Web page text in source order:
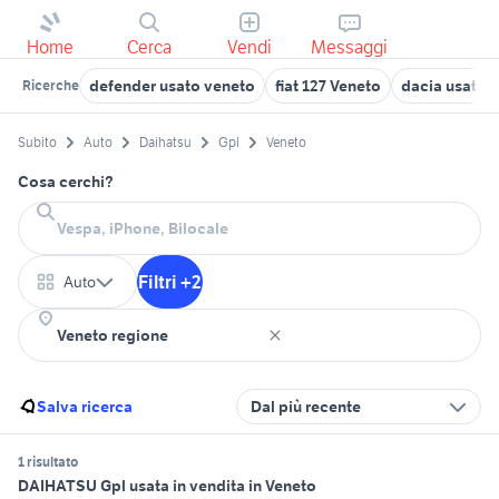
Home Cerca Vendi Messaggi
Ricerche defender usato veneto fiat 127 Veneto dacia usata
Subito Auto Daihatsu Gpl Veneto
Cosa cerchi?
Auto Filtri +2
Salva ricerca Dal più recente
1 risultato
DAIHATSU Gpl usata in vendita in Veneto